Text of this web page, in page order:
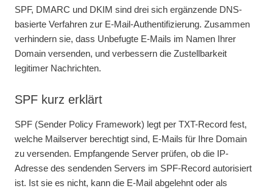
SPF, DMARC und DKIM sind drei sich ergänzende DNS-
basierte Verfahren zur E-Mail-Authentifizierung. Zusammen
verhindern sie, dass Unbefugte E-Mails im Namen Ihrer
Domain versenden, und verbessern die Zustellbarkeit
legitimer Nachrichten.
SPF kurz erklärt
SPF (Sender Policy Framework) legt per TXT-Record fest,
welche Mailserver berechtigt sind, E-Mails für Ihre Domain
zu versenden. Empfangende Server prüfen, ob die IP-
Adresse des sendenden Servers im SPF-Record autorisiert
ist. Ist sie es nicht, kann die E-Mail abgelehnt oder als